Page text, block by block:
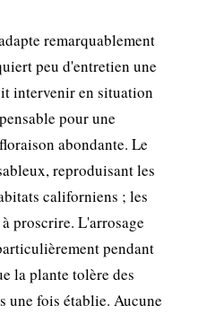
remarquablement
peu d'entretien une
intervenir en situation
pour une
abondante. Le
reproduisant les
californiens ; les
proscrire. L'arrosage
pendant
la plante tolère des
une fois établie. Aucune